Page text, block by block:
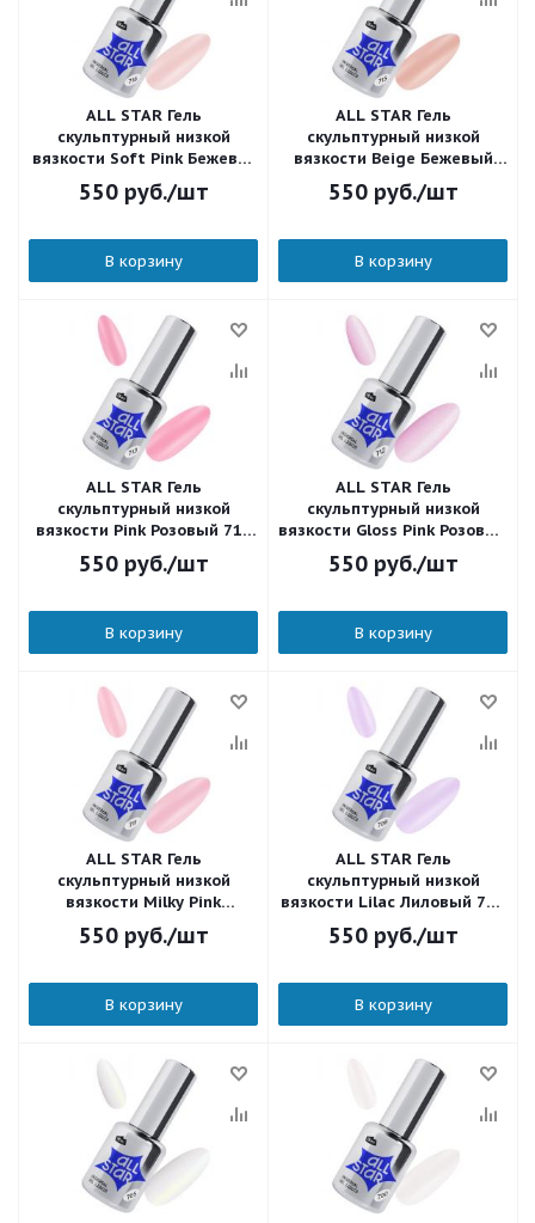
ALL STAR Гель
скульптурный низкой
вязкости Soft Pink Бежево-
розовый 716 18 мл.
550руб./шт
В корзину
ALL STAR Гель
скульптурный низкой
вязкости Beige Бежевый
715 18 мл.
550руб./шт
В корзину
ALL STAR Гель
скульптурный низкой
вязкости Pink Розовый 713
18 мл.
550руб./шт
В корзину
ALL STAR Гель
скульптурный низкой
вязкости Gloss Pink Розовый
с шиммером 712 18 мл.
550руб./шт
В корзину
ALL STAR Гель
скульптурный низкой
вязкости Milky Pink
Молочно-розовый 711 18
мл.
550руб./шт
В корзину
ALL STAR Гель
скульптурный низкой
вязкости Lilac Лиловый 708
18 мл.
550руб./шт
В корзину